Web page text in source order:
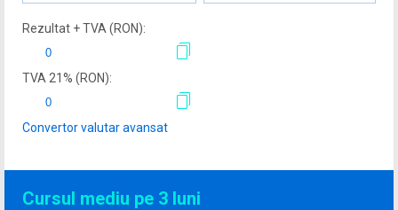
Rezultat + TVA (RON):
TVA 21% (RON):
Convertor valutar avansat
Cursul mediu pe 3 luni